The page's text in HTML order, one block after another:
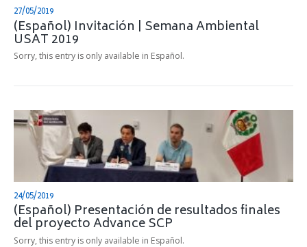
27/05/2019
(Español) Invitación | Semana Ambiental
USAT 2019
Sorry, this entry is only available in Español.
24/05/2019
(Español) Presentación de resultados finales
del proyecto Advance SCP
Sorry, this entry is only available in Español.